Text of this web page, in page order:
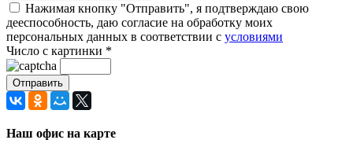
Нажимая кнопку "Отправить", я подтверждаю свою
дееспособность, даю согласие на обработку моих
персональных данных в соответствии с условиями
Число с картинки *
Наш офис на карте